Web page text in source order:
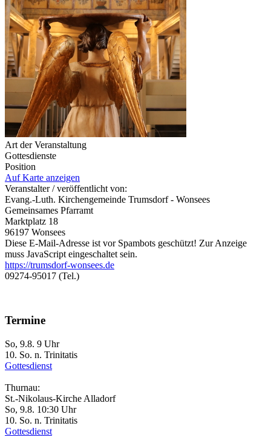
Art der Veranstaltung
Gottesdienste
Position
Auf Karte anzeigen
Veranstalter / veröffentlicht von:
Evang.-Luth. Kirchengemeinde Trumsdorf - Wonsees
Gemeinsames Pfarramt
Marktplatz 18
96197 Wonsees
Diese E-Mail-Adresse ist vor Spambots geschützt! Zur Anzeige
muss JavaScript eingeschaltet sein.
https://trumsdorf-wonsees.de
09274-95017 (Tel.)
Termine
So, 9.8. 9 Uhr
10. So. n. Trinitatis
Gottesdienst
Thurnau:
St.-Nikolaus-Kirche Alladorf
So, 9.8. 10:30 Uhr
10. So. n. Trinitatis
Gottesdienst